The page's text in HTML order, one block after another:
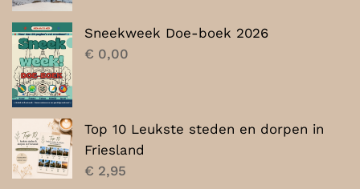
was:
Sneekweek Doe-boek 2026
€ 0,00
Top 10 Leukste steden en dorpen in
Friesland
€ 2,95